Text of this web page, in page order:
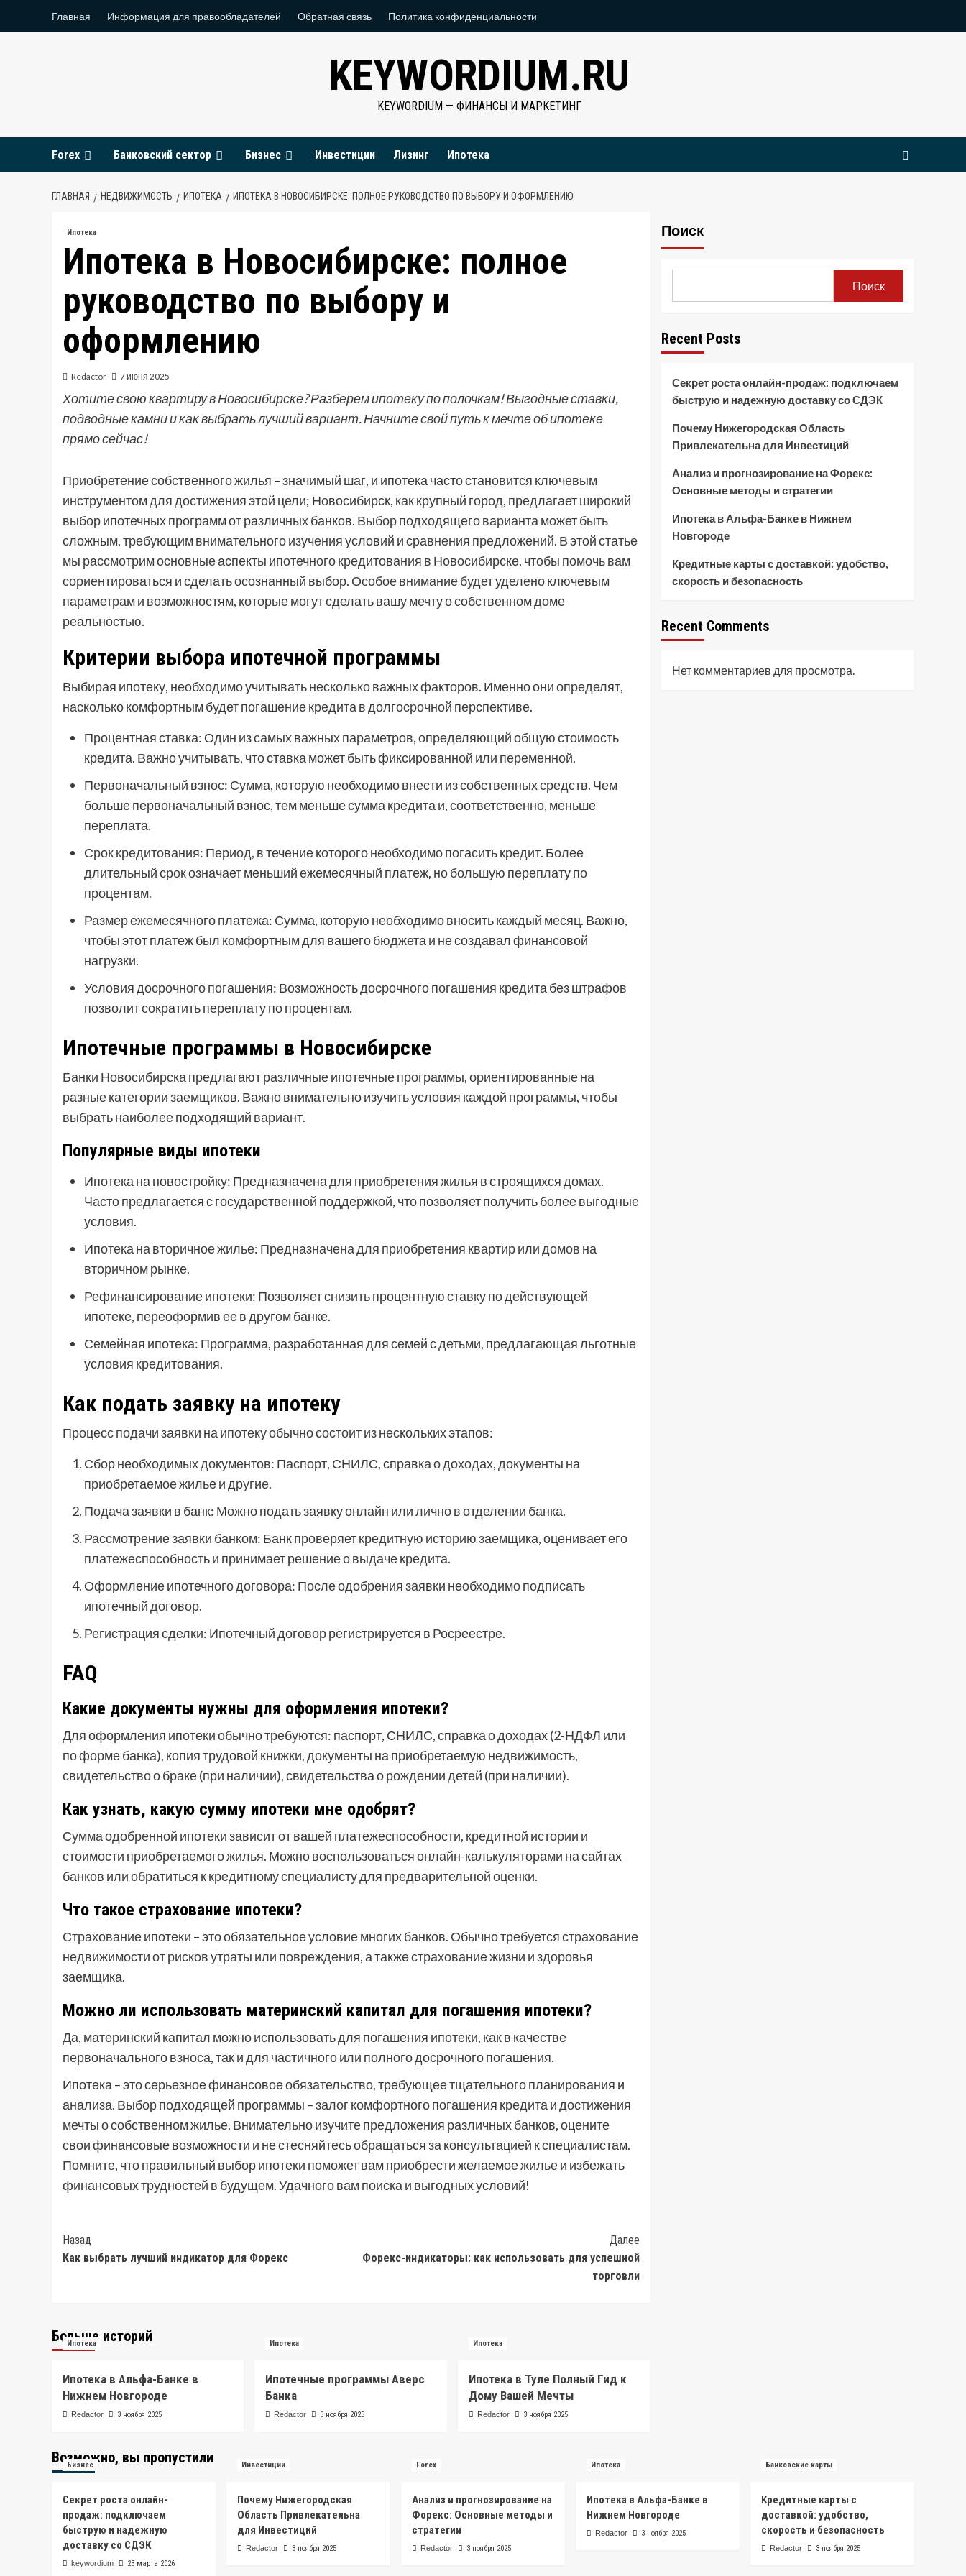
Главная Информация для правообладателей Обратная связь Политика конфиденциальности
KEYWORDIUM.RU
KEYWORDIUM — ФИНАНСЫ И МАРКЕТИНГ
Forex Банковский сектор Бизнес Инвестиции Лизинг Ипотека
ГЛАВНАЯ НЕДВИЖИМОСТЬ ИПОТЕКА ИПОТЕКА В НОВОСИБИРСКЕ: ПОЛНОЕ РУКОВОДСТВО ПО ВЫБОРУ И ОФОРМЛЕНИЮ
Ипотека
Ипотека в Новосибирске: полное
руководство по выбору и
оформлению
Redactor 7 июня 2025
Хотите свою квартиру в Новосибирске? Разберем ипотеку по полочкам! Выгодные ставки,
подводные камни и как выбрать лучший вариант. Начните свой путь к мечте об ипотеке
прямо сейчас!
Приобретение собственного жилья – значимый шаг, и ипотека часто становится ключевым
инструментом для достижения этой цели; Новосибирск, как крупный город, предлагает широкий
выбор ипотечных программ от различных банков. Выбор подходящего варианта может быть
сложным, требующим внимательного изучения условий и сравнения предложений. В этой статье
мы рассмотрим основные аспекты ипотечного кредитования в Новосибирске, чтобы помочь вам
сориентироваться и сделать осознанный выбор. Особое внимание будет уделено ключевым
параметрам и возможностям, которые могут сделать вашу мечту о собственном доме
реальностью.
Критерии выбора ипотечной программы
Выбирая ипотеку, необходимо учитывать несколько важных факторов. Именно они определят,
насколько комфортным будет погашение кредита в долгосрочной перспективе.
Процентная ставка: Один из самых важных параметров, определяющий общую стоимость
кредита. Важно учитывать, что ставка может быть фиксированной или переменной.
Первоначальный взнос: Сумма, которую необходимо внести из собственных средств. Чем
больше первоначальный взнос, тем меньше сумма кредита и, соответственно, меньше
переплата.
Срок кредитования: Период, в течение которого необходимо погасить кредит. Более
длительный срок означает меньший ежемесячный платеж, но большую переплату по
процентам.
Размер ежемесячного платежа: Сумма, которую необходимо вносить каждый месяц. Важно,
чтобы этот платеж был комфортным для вашего бюджета и не создавал финансовой
нагрузки.
Условия досрочного погашения: Возможность досрочного погашения кредита без штрафов
позволит сократить переплату по процентам.
Ипотечные программы в Новосибирске
Банки Новосибирска предлагают различные ипотечные программы, ориентированные на
разные категории заемщиков. Важно внимательно изучить условия каждой программы, чтобы
выбрать наиболее подходящий вариант.
Популярные виды ипотеки
Ипотека на новостройку: Предназначена для приобретения жилья в строящихся домах.
Часто предлагается с государственной поддержкой, что позволяет получить более выгодные
условия.
Ипотека на вторичное жилье: Предназначена для приобретения квартир или домов на
вторичном рынке.
Рефинансирование ипотеки: Позволяет снизить процентную ставку по действующей
ипотеке, переоформив ее в другом банке.
Семейная ипотека: Программа, разработанная для семей с детьми, предлагающая льготные
условия кредитования.
Как подать заявку на ипотеку
Процесс подачи заявки на ипотеку обычно состоит из нескольких этапов:
Сбор необходимых документов: Паспорт, СНИЛС, справка о доходах, документы на
приобретаемое жилье и другие.
Подача заявки в банк: Можно подать заявку онлайн или лично в отделении банка.
Рассмотрение заявки банком: Банк проверяет кредитную историю заемщика, оценивает его
платежеспособность и принимает решение о выдаче кредита.
Оформление ипотечного договора: После одобрения заявки необходимо подписать
ипотечный договор.
Регистрация сделки: Ипотечный договор регистрируется в Росреестре.
FAQ
Какие документы нужны для оформления ипотеки?
Для оформления ипотеки обычно требуются: паспорт, СНИЛС, справка о доходах (2-НДФЛ или
по форме банка), копия трудовой книжки, документы на приобретаемую недвижимость,
свидетельство о браке (при наличии), свидетельства о рождении детей (при наличии).
Как узнать, какую сумму ипотеки мне одобрят?
Сумма одобренной ипотеки зависит от вашей платежеспособности, кредитной истории и
стоимости приобретаемого жилья. Можно воспользоваться онлайн-калькуляторами на сайтах
банков или обратиться к кредитному специалисту для предварительной оценки.
Что такое страхование ипотеки?
Страхование ипотеки – это обязательное условие многих банков. Обычно требуется страхование
недвижимости от рисков утраты или повреждения, а также страхование жизни и здоровья
заемщика.
Можно ли использовать материнский капитал для погашения ипотеки?
Да, материнский капитал можно использовать для погашения ипотеки, как в качестве
первоначального взноса, так и для частичного или полного досрочного погашения.
Ипотека – это серьезное финансовое обязательство, требующее тщательного планирования и
анализа. Выбор подходящей программы – залог комфортного погашения кредита и достижения
мечты о собственном жилье. Внимательно изучите предложения различных банков, оцените
свои финансовые возможности и не стесняйтесь обращаться за консультацией к специалистам.
Помните, что правильный выбор ипотеки поможет вам приобрести желаемое жилье и избежать
финансовых трудностей в будущем. Удачного вам поиска и выгодных условий!
Post
Navigation
Назад
Как выбрать лучший индикатор для Форекс
Далее
Форекс-индикаторы: как использовать для успешной
торговли
Больше историй
Ипотека
Ипотека в Альфа-Банке в
Нижнем Новгороде
Redactor 3 ноября 2025
Ипотека
Ипотечные программы Аверс
Банка
Redactor 3 ноября 2025
Ипотека
Ипотека в Туле Полный Гид к
Дому Вашей Мечты
Redactor 3 ноября 2025
Поиск
Поиск
Recent Posts
Секрет роста онлайн-продаж: подключаем
быструю и надежную доставку со СДЭК
Почему Нижегородская Область
Привлекательна для Инвестиций
Анализ и прогнозирование на Форекс:
Основные методы и стратегии
Ипотека в Альфа-Банке в Нижнем
Новгороде
Кредитные карты с доставкой: удобство,
скорость и безопасность
Recent Comments
Нет комментариев для просмотра.
Возможно, вы пропустили
Бизнес
Секрет роста онлайн-
продаж: подключаем
быструю и надежную
доставку со СДЭК
keywordium 23 марта 2026
Инвестиции
Почему Нижегородская
Область Привлекательна
для Инвестиций
Redactor 3 ноября 2025
Forex
Анализ и прогнозирование на
Форекс: Основные методы и
стратегии
Redactor 3 ноября 2025
Ипотека
Ипотека в Альфа-Банке в
Нижнем Новгороде
Redactor 3 ноября 2025
Банковские карты
Кредитные карты с
доставкой: удобство,
скорость и безопасность
Redactor 3 ноября 2025